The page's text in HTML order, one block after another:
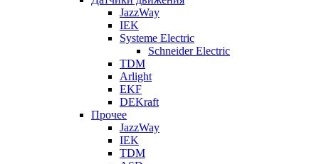
JazzWay
IEK
Systeme Electric
Schneider Electric
TDM
Arlight
EKF
DEKraft
Прочее
JazzWay
IEK
TDM